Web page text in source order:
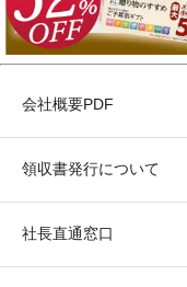
会社概要PDF
領収書発行について
社長直通窓口